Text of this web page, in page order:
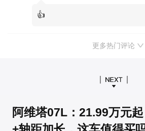
👍
更多热门评论
阿维塔07L：21.99万元